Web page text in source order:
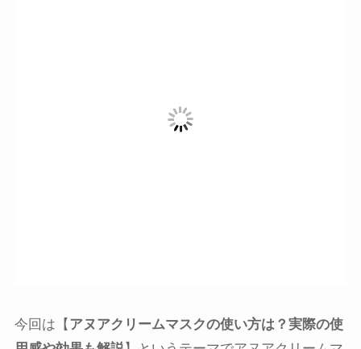
今回は【 アヌアクリームマスクの使い方は？実際の使